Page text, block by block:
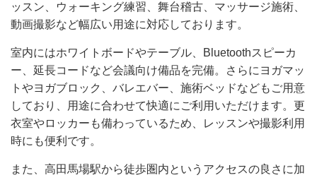
ッスン、ウォーキング練習、舞台稽古、マッサージ施術、
動画撮影など幅広い用途に対応しております。
室内にはホワイトボードやテーブル、Bluetoothスピーカ
ー、延長コードなど会議向け備品を完備。さらにヨガマッ
トやヨガブロック、バレエバー、施術ベッドなどもご用意
しており、用途に合わせて快適にご利用いただけます。更
衣室やロッカーも備わっているため、レッスンや撮影利用
時にも便利です。
また、高田馬場駅から徒歩圏内というアクセスの良さに加